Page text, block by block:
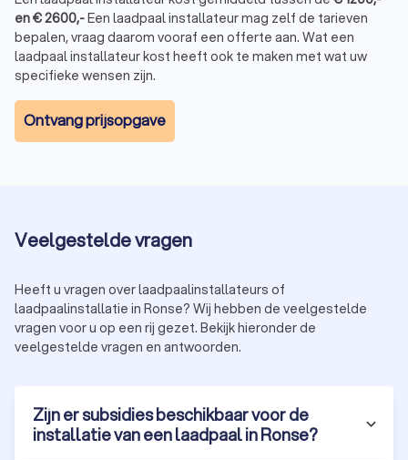
en€2600,-Een laadpaal installateur mag zelf de tarieven
bepalen, vraag daarom vooraf een offerte aan. Wat een
laadpaal installateur kost heeft ook te maken met wat uw
specifieke wensen zijn.
Ontvang prijsopgave
Veelgestelde vragen
Heeft u vragen over laadpaalinstallateurs of
laadpaalinstallatie in Ronse? Wij hebben de veelgestelde
vragen voor u op een rij gezet. Bekijk hieronder de
veelgestelde vragen en antwoorden.
Zijn er subsidies beschikbaar voor de
installatie van een laadpaal in Ronse?